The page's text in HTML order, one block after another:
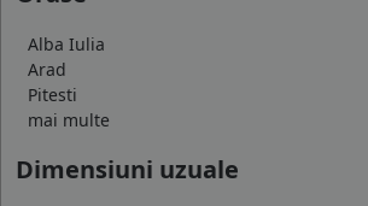
Alba Iulia
Arad
Pitesti
mai multe
Dimensiuni uzuale